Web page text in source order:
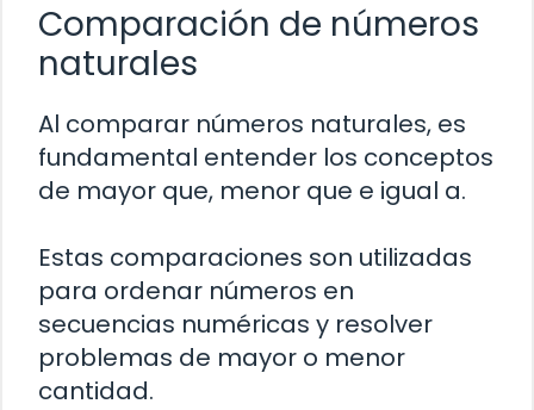
Comparación de números
naturales
Al comparar números naturales, es
fundamental entender los conceptos
de mayor que, menor que e igual a.
Estas comparaciones son utilizadas
para ordenar números en
secuencias numéricas y resolver
problemas de mayor o menor
cantidad.